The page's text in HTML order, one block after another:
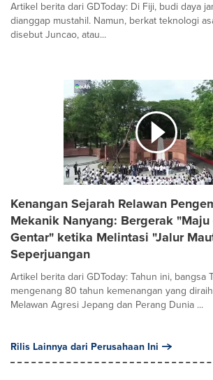
Artikel berita dari GDToday: Di Fiji, budi daya
dianggap mustahil. Namun, berkat teknologi
disebut Juncao, atau...
Kenangan Sejarah Relawan
Mekanik Nanyang: Bergerak "Maju
Gentar" ketika Melintasi "Jalur
Seperjuangan
Artikel berita dari GDToday: Tahun ini, bangsa
mengenang 80 tahun kemenangan yang
Melawan Agresi Jepang dan Perang Dunia ...
Rilis Lainnya dari Perusahaan Ini